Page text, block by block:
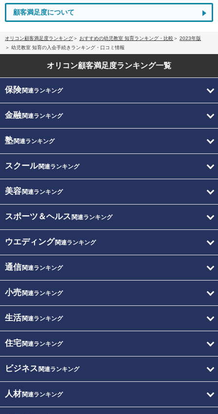
顧客満足度について
オリコン顧客満足度ランキング おすすめの幼児教室 知育ランキング・比較
2023年版
幼児教室 知育の入会手続きランキング・口コミ情報
オリコン顧客満足度ランキング一覧
保険関連ランキング
金融関連ランキング
塾関連ランキング
スクール関連ランキング
美容関連ランキング
スポーツ＆ヘルス 関連ランキング
ウエディング関連ランキング
通信関連ランキング
小売関連ランキング
生活関連ランキング
住宅関連ランキング
ビジネス 関連ランキング
人材関連ランキング